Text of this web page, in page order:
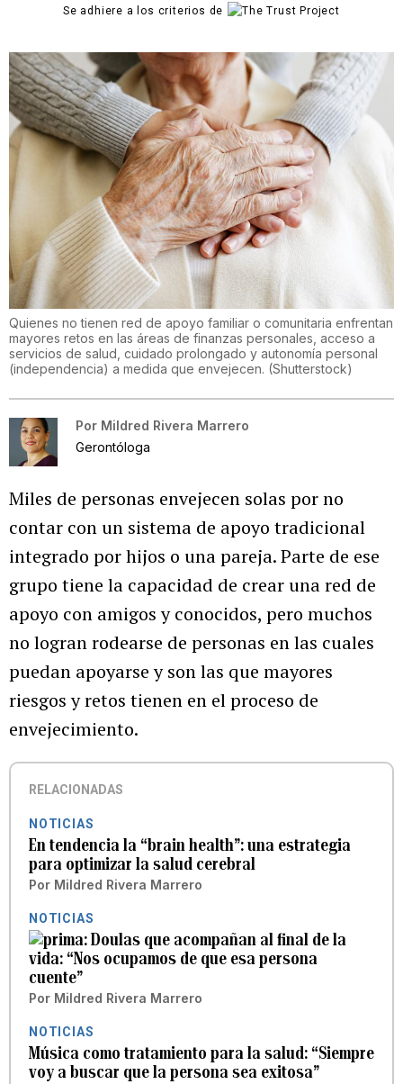
Se adhiere a los criterios de
Quienes no tienen red de apoyo familiar o comunitaria enfrentan
mayores retos en las áreas de finanzas personales, acceso a
servicios de salud, cuidado prolongado y autonomía personal
(independencia) a medida que envejecen. (Shutterstock)
Por Mildred Rivera Marrero
Gerontóloga
Miles de personas envejecen solas por no
contar con un sistema de apoyo tradicional
integrado por hijos o una pareja. Parte de ese
grupo tiene la capacidad de crear una red de
apoyo con amigos y conocidos, pero muchos
no logran rodearse de personas en las cuales
puedan apoyarse y son las que mayores
riesgos y retos tienen en el proceso de
envejecimiento.
RELACIONADAS
NOTICIAS
En tendencia la “brain health”: una estrategia
para optimizar la salud cerebral
Por Mildred Rivera Marrero
NOTICIAS
Doulas que acompañan al final de la
vida: “Nos ocupamos de que esa persona
cuente”
Por Mildred Rivera Marrero
NOTICIAS
Música como tratamiento para la salud: “Siempre
voy a buscar que la persona sea exitosa”